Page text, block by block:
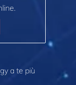
a te più